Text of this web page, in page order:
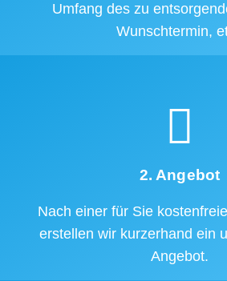
Umfang des zu
Wunschtermin,
2. Angebot
Nach einer für Sie
erstellen wir kurzerhand ein
Angebot.